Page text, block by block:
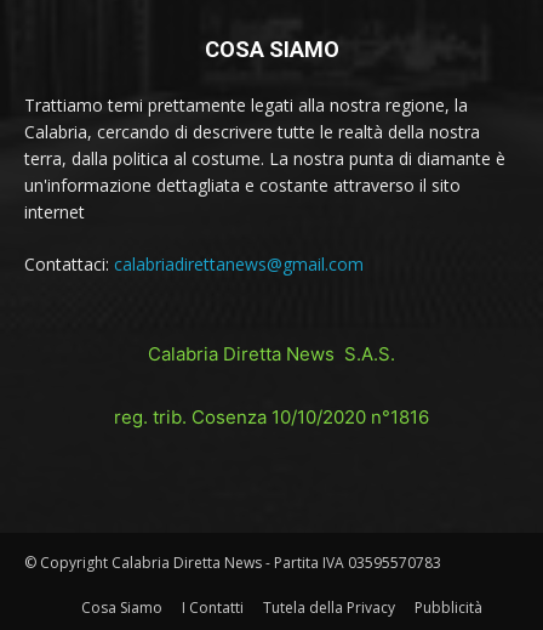
COSA SIAMO
Trattiamo temi prettamente legati alla nostra regione, la
Calabria, cercando di descrivere tutte le realtà della nostra
terra, dalla politica al costume. La nostra punta di diamante è
un'informazione dettagliata e costante attraverso il sito
internet
Contattaci: calabriadirettanews@gmail.com
Calabria Diretta News S.A.S.
reg. trib. Cosenza 10/10/2020 n°1816
© Copyright Calabria Diretta News - Partita IVA 03595570783
Cosa Siamo I Contatti Tutela della Privacy Pubblicità